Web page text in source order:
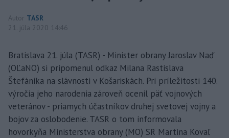
Autor TASR
21. júla 2020 14:46
Bratislava 21. júla (TASR) - Minister obrany Jaroslav Naď
(OĽaNO) si pripomenul odkaz Milana Rastislava
Štefánika na slávnosti v Košariskách. Pri príležitosti 140.
výročia jeho narodenia zároveň ocenil päť vojnových
veteránov - priamych účastníkov druhej svetovej vojny a
bojov za oslobodenie. TASR o tom informovala
hovorkyňa Ministerstva obrany (MO) SR Martina Kovaľ